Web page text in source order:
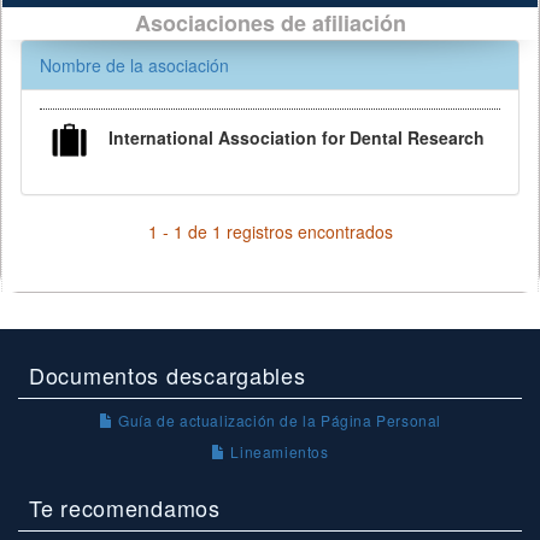
Asociaciones de afiliación
Nombre de la asociación
International Association for Dental Research
1 - 1 de 1 registros encontrados
Documentos descargables
Guía de actualización de la Página Personal
Lineamientos
Te recomendamos